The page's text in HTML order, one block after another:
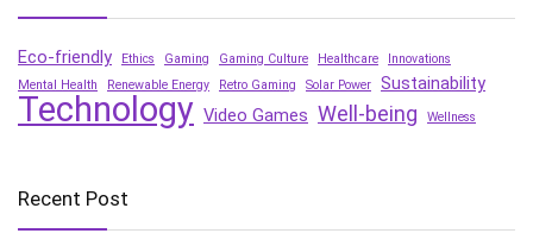
Eco-friendly Ethics Gaming Gaming Culture Healthcare
Innovations
Mental Health
Renewable Energy Retro Gaming Solar Power Sustainability
Technology Video Games Well-being Wellness
Recent Post